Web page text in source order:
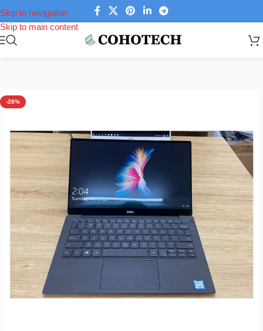
Skip to navigation
Skip to main content
-28%